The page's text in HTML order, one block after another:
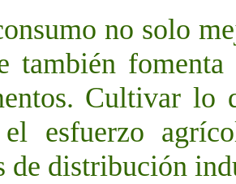
no solo
también
Cultivar lo
esfuerzo
de distribución